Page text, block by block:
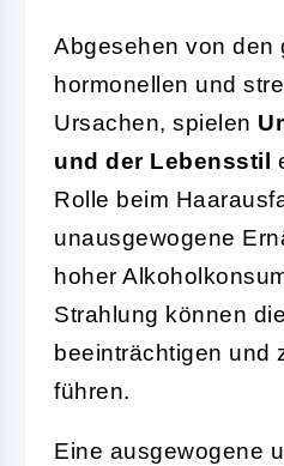
Abgesehen von den
hormonellen und
Ursachen, spielen
und der Lebensstil
Rolle beim
unausgewogene
hoher
Strahlung können
beeinträchtigen und
führen.
Eine ausgewogene